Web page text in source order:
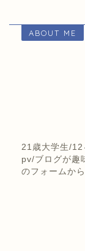
ABOUT ME
21歳大学生/
pv/ブログが趣
のフォームか